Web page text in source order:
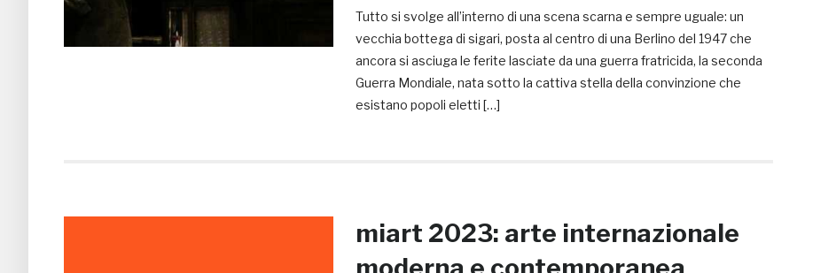
Tutto si svolge all’interno di una scena scarna e sempre uguale: un
vecchia bottega di sigari, posta al centro di una Berlino del 1947 che
ancora si asciuga le ferite lasciate da una guerra fratricida, la seconda
Guerra Mondiale, nata sotto la cattiva stella della convinzione che
esistano popoli eletti […]
miart 2023: arte internazionale